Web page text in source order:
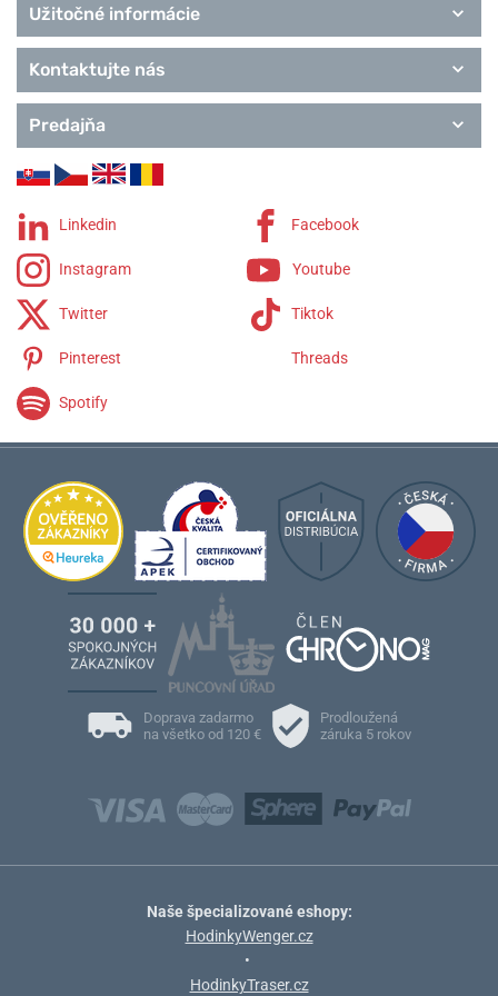
Užitočné informácie
Kontaktujte nás
Predajňa
Linkedin Facebook
Instagram Youtube
Twitter Tiktok
Pinterest Threads
Spotify
Doprava zadarmo
na všetko od 120 €
Prodloužená
záruka 5 rokov
Naše špecializované eshopy:
HodinkyWenger.cz
•
HodinkyTraser.cz